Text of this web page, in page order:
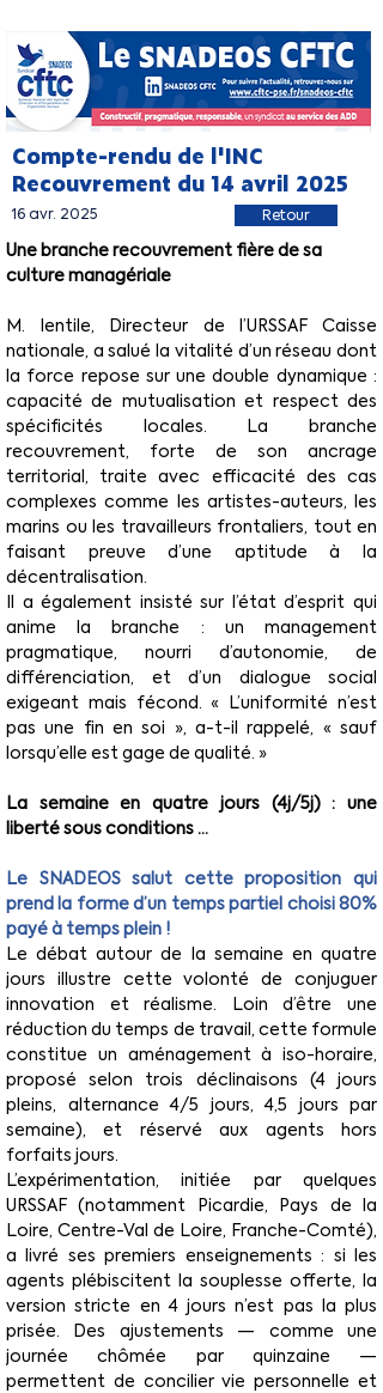
Compte-rendu de l'INC
Recouvrement du 14 avril 2025
16 avr. 2025 Retour
Une branche recouvrement fière de sa
culture managériale
M. Ientile, Directeur de l’URSSAF Caisse
nationale, a salué la vitalité d’un réseau dont
la force repose sur une double dynamique :
capacité de mutualisation et respect des
spécificités locales. La branche
recouvrement, forte de son ancrage
territorial, traite avec efficacité des cas
complexes comme les artistes-auteurs, les
marins ou les travailleurs frontaliers, tout en
faisant preuve d’une aptitude à la
décentralisation.
Il a également insisté sur l’état d’esprit qui
anime la branche : un management
pragmatique, nourri d’autonomie, de
différenciation, et d’un dialogue social
exigeant mais fécond. « L’uniformité n’est
pas une fin en soi », a-t-il rappelé, « sauf
lorsqu’elle est gage de qualité. »
La semaine en quatre jours (4j/5j) : une
liberté sous conditions …
Le SNADEOS salut cette proposition qui
prend la forme d’un temps partiel choisi 80%
payé à temps plein !
Le débat autour de la semaine en quatre
jours illustre cette volonté de conjuguer
innovation et réalisme. Loin d’être une
réduction du temps de travail, cette formule
constitue un aménagement à iso-horaire,
proposé selon trois déclinaisons (4 jours
pleins, alternance 4/5 jours, 4,5 jours par
semaine), et réservé aux agents hors
forfaits jours.
L’expérimentation, initiée par quelques
URSSAF (notamment Picardie, Pays de la
Loire, Centre-Val de Loire, Franche-Comté),
a livré ses premiers enseignements : si les
agents plébiscitent la souplesse offerte, la
version stricte en 4 jours n’est pas la plus
prisée. Des ajustements — comme une
journée chômée par quinzaine —
permettent de concilier vie personnelle et